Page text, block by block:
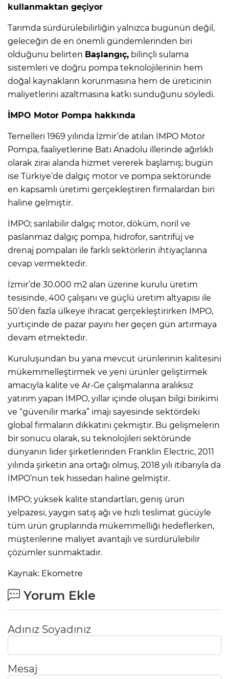
kullanmaktan geçiyor
Tarımda sürdürülebilirliğin yalnızca bugünün değil,
geleceğin de en önemli gündemlerinden biri
olduğunu belirten Başlangıç, bilinçli sulama
sistemleri ve doğru pompa teknolojilerinin hem
doğal kaynakların korunmasına hem de üreticinin
maliyetlerini azaltmasına katkı sunduğunu söyledi.
İMPO Motor Pompa hakkında
Temelleri 1969 yılında İzmir’de atılan İMPO Motor
Pompa, faaliyetlerine Batı Anadolu illerinde ağırlıklı
olarak zirai alanda hizmet vererek başlamış; bugün
ise Türkiye’de dalgıç motor ve pompa sektöründe
en kapsamlı üretimi gerçekleştiren firmalardan biri
haline gelmiştir.
İMPO; sarılabilir dalgıç motor, döküm, noril ve
paslanmaz dalgıç pompa, hidrofor, santrifüj ve
drenaj pompaları ile farklı sektörlerin ihtiyaçlarına
cevap vermektedir.
İzmir’de 30.000 m2 alan üzerine kurulu üretim
tesisinde, 400 çalışanı ve güçlü üretim altyapısı ile
50’den fazla ülkeye ihracat gerçekleştirirken İMPO,
yurtiçinde de pazar payını her geçen gün artırmaya
devam etmektedir.
Kuruluşundan bu yana mevcut ürünlerinin kalitesini
mükemmelleştirmek ve yeni ürünler geliştirmek
amacıyla kalite ve Ar-Ge çalışmalarına aralıksız
yatırım yapan İMPO, yıllar içinde oluşan bilgi birikimi
ve “güvenilir marka” imajı sayesinde sektördeki
global firmaların dikkatini çekmiştir. Bu gelişmelerin
bir sonucu olarak, su teknolojileri sektöründe
dünyanın lider şirketlerinden Franklin Electric, 2011
yılında şirketin ana ortağı olmuş, 2018 yılı itibarıyla da
İMPO’nun tek hissedarı haline gelmiştir.
İMPO; yüksek kalite standartları, geniş ürün
yelpazesi, yaygın satış ağı ve hızlı teslimat gücüyle
tüm ürün gruplarında mükemmelliği hedeflerken,
müşterilerine maliyet avantajlı ve sürdürülebilir
çözümler sunmaktadır.
Kaynak: Ekometre
Yorum Ekle
Adınız Soyadınız
Mesaj